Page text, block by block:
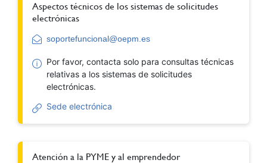
Aspectos técnicos de los sistemas de solicitudes
electrónicas
soportefuncional@oepm.es
Por favor, contacta solo para consultas técnicas
relativas a los sistemas de solicitudes
electrónicas.
Sede electrónica
Atención a la PYME y al emprendedor